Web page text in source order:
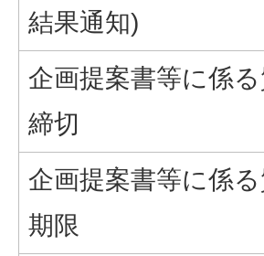
結果通知)
企画提案書等に係
締切
企画提案書等に係
期限